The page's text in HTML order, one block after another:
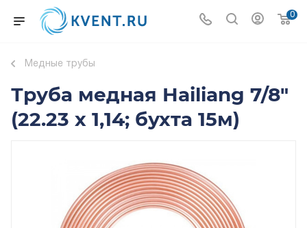
0
Медные трубы
Труба медная Hailiang 7/8"
(22.23 х 1,14; бухта 15м)